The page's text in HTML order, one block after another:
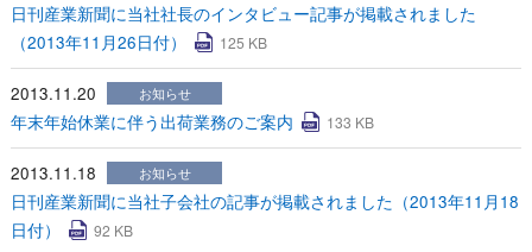
English 中文
日刊産業新聞に当社社長のインタビュー記事が掲載されました
（2013年11月26日付）
125 KB
2013.11.20 お知らせ
年末年始休業に伴う出荷業務のご案内 133 KB
2013.11.18 お知らせ
日刊産業新聞に当社子会社の記事が掲載されました（2013年11月18
日付）
92 KB